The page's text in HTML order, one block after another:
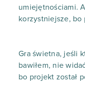
umiejętnościami.
korzystniejsze, bo
Gra świetna, jeśli
bawiłem, nie
bo projekt został